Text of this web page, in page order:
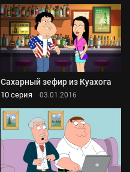
Сахарный зефир из Куахога
10 серия 03.01.2016